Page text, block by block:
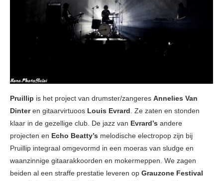
Pruillip is het project van drumster/zangeres Annelies Van
Dinteren gitaarvirtuoos Louis Evrard. Ze zaten en stonden
klaar in de gezellige club. De jazz van Evrard’s andere
projecten en Echo Beatty’s melodische electropop zijn bij
Pruillip integraal omgevormd in een moeras van sludge en
waanzinnige gitaarakkoorden en mokermeppen. We zagen
beiden al een straffe prestatie leveren op Grauzone Festival